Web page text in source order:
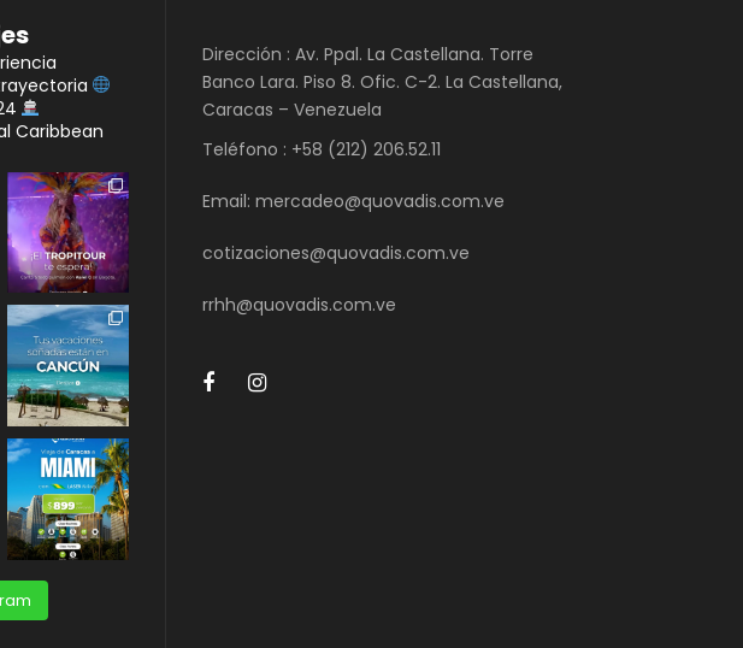
Caribbean
Dirección : Av. Ppal. La Castellana. Torre
Banco Lara. Piso 8. Ofic. C-2. La Castellana,
Caracas – Venezuela
Teléfono : +58 (212) 206.52.11
Email: mercadeo@quovadis.com.ve
cotizaciones@quovadis.com.ve
rrhh@quovadis.com.ve